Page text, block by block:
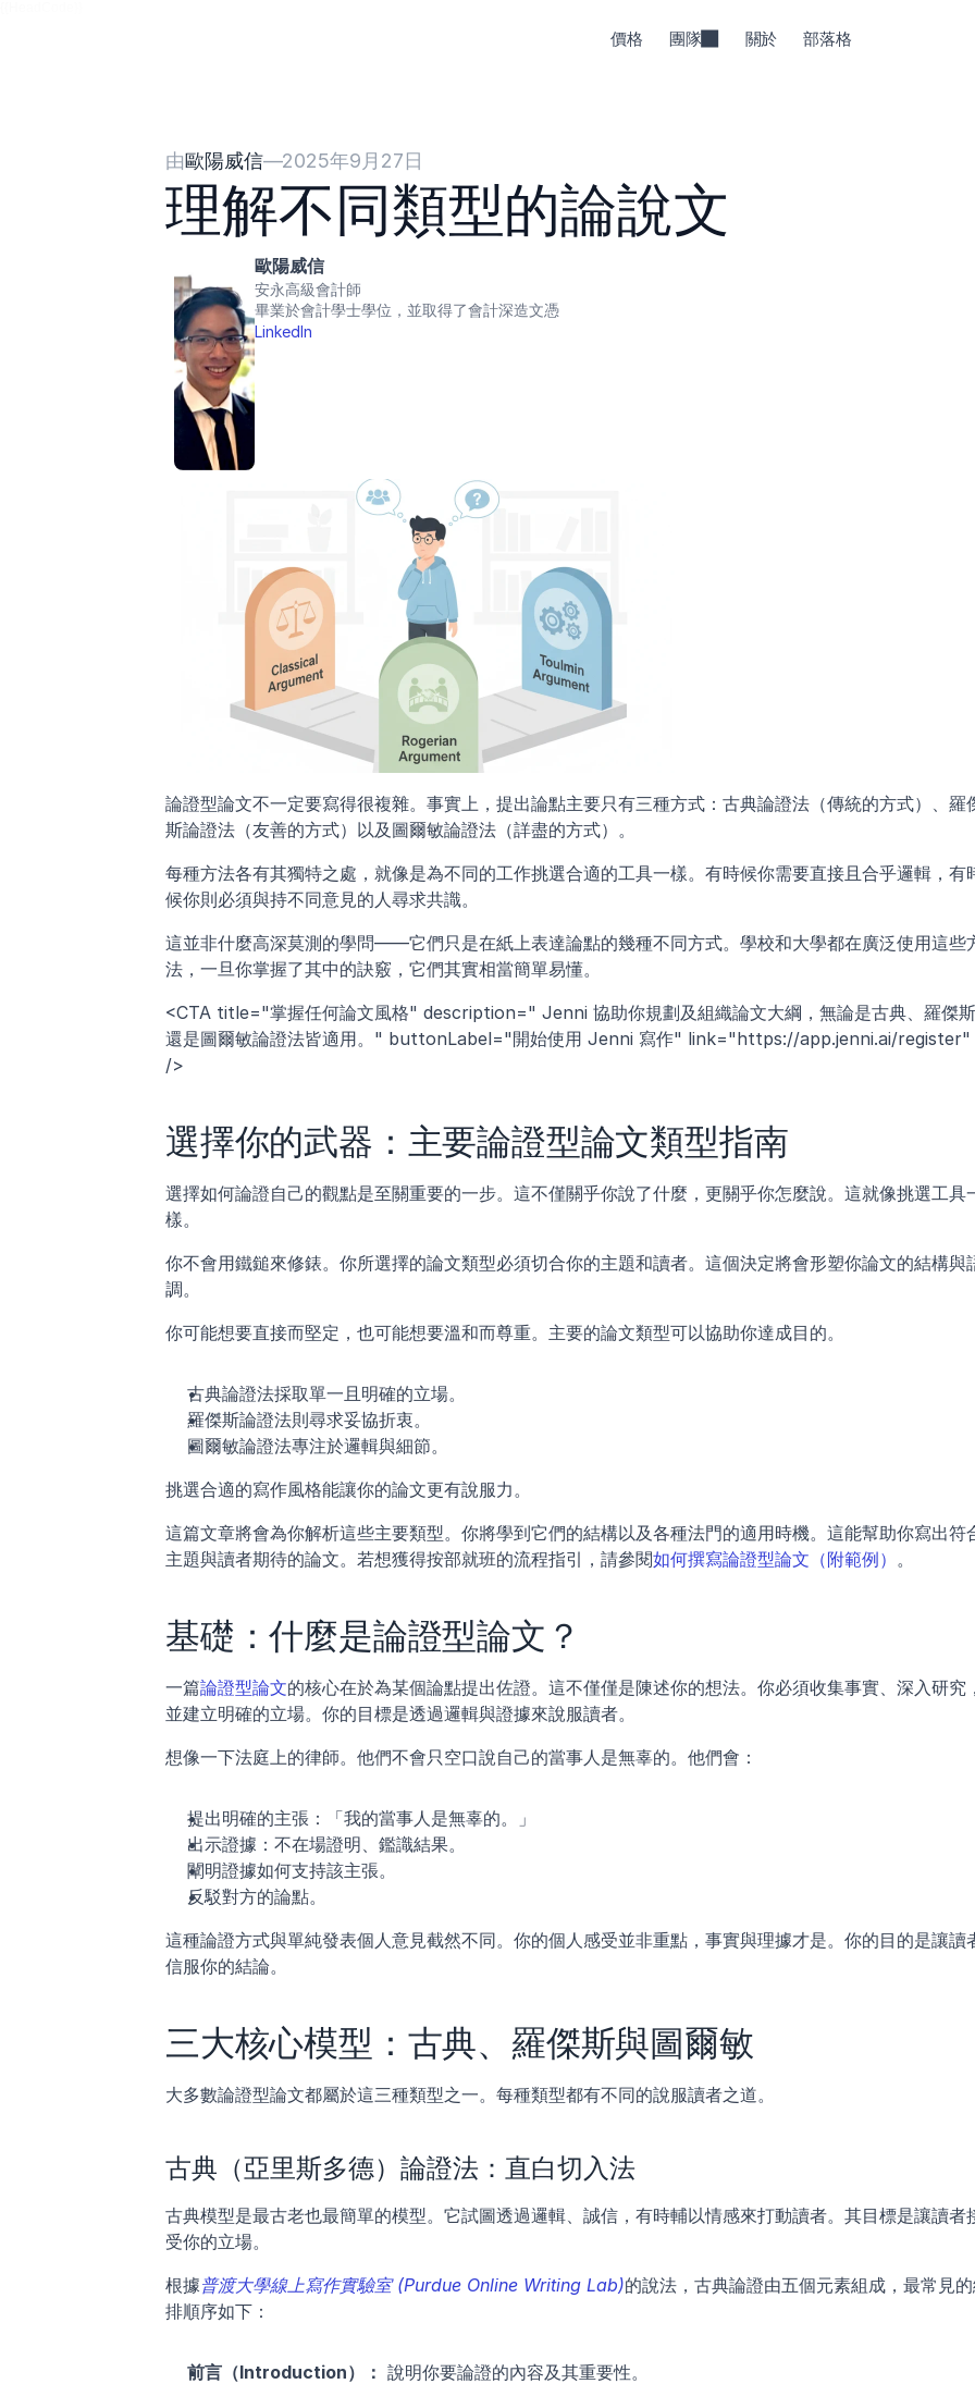
價格 團隊 關於 部落格
由歐陽威信—2025年9月27日
理解不同類型的論說文
歐陽威信
安永高級會計師
畢業於會計學士學位，並取得了會計深造文憑
LinkedIn
論證型論文不一定要寫得很複雜。事實上，提出論點主要只有三種方式：古典論證法（傳統的方式）、羅
斯論證法（友善的方式）以及圖爾敏論證法（詳盡的方式）。
每種方法各有其獨特之處，就像是為不同的工作挑選合適的工具一樣。有時候你需要直接且合乎邏輯，有
候你則必須與持不同意見的人尋求共識。
這並非什麼高深莫測的學問——它們只是在紙上表達論點的幾種不同方式。學校和大學都在廣泛使用這些
法，一旦你掌握了其中的訣竅，它們其實相當簡單易懂。
<CTA title="掌握任何論文風格" description=" Jenni 協助你規劃及組織論文大綱，無論是古典、羅傑斯
還是圖爾敏論證法皆適用。" buttonLabel="開始使用 Jenni 寫作" link="https://app.jenni.ai/register"
/>
選擇你的武器：主要論證型論文類型指南
選擇如何論證自己的觀點是至關重要的一步。這不僅關乎你說了什麼，更關乎你怎麼說。這就像挑選工具
樣。
你不會用鐵鎚來修錶。你所選擇的論文類型必須切合你的主題和讀者。這個決定將會形塑你論文的結構與
調。
你可能想要直接而堅定，也可能想要溫和而尊重。主要的論文類型可以協助你達成目的。
古典論證法採取單一且明確的立場。
羅傑斯論證法則尋求妥協折衷。
圖爾敏論證法專注於邏輯與細節。
挑選合適的寫作風格能讓你的論文更有說服力。
這篇文章將會為你解析這些主要類型。你將學到它們的結構以及各種法門的適用時機。這能幫助你寫出符
主題與讀者期待的論文。若想獲得按部就班的流程指引，請參閱如何撰寫論證型論文（附範例） 。
基礎：什麼是論證型論文？
一篇論證型論文的核心在於為某個論點提出佐證。這不僅僅是陳述你的想法。你必須收集事實、深入研究
並建立明確的立場。你的目標是透過邏輯與證據來說服讀者。
想像一下法庭上的律師。他們不會只空口說自己的當事人是無辜的。他們會：
提出明確的主張：「我的當事人是無辜的。」
出示證據：不在場證明、鑑識結果。
闡明證據如何支持該主張。
反駁對方的論點。
這種論證方式與單純發表個人意見截然不同。你的個人感受並非重點，事實與理據才是。你的目的是讓讀
信服你的結論。
三大核心模型：古典、羅傑斯與圖爾敏
大多數論證型論文都屬於這三種類型之一。每種類型都有不同的說服讀者之道。
古典（亞里斯多德）論證法：直白切入法
古典模型是最古老也最簡單的模型。它試圖透過邏輯、誠信，有時輔以情感來打動讀者。其目標是讓讀者
受你的立場。
根據普渡大學線上寫作實驗室 (Purdue Online Writing Lab)的說法，古典論證由五個元素組成，最常見
排順序如下：
前言（Introduction）： 說明你要論證的內容及其重要性。